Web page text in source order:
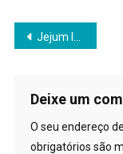
Navegação
Post
Jejum Intermitente
Deixe um
O seu endereço
obrigatórios são